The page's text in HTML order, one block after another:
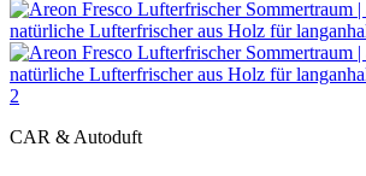
CAR & Autoduft